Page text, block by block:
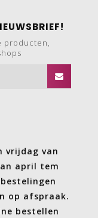
producten,
vrijdag van
april tem
op afspraak.
bestellen